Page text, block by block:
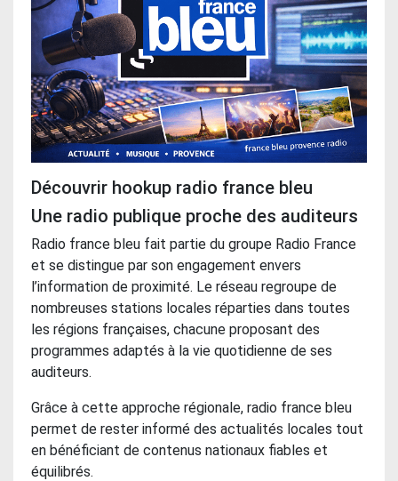
Découvrir hookup radio france bleu
Une radio publique proche des auditeurs
Radio france bleu fait partie du groupe Radio France
et se distingue par son engagement envers
l’information de proximité. Le réseau regroupe de
nombreuses stations locales réparties dans toutes
les régions françaises, chacune proposant des
programmes adaptés à la vie quotidienne de ses
auditeurs.
Grâce à cette approche régionale, radio france bleu
permet de rester informé des actualités locales tout
en bénéficiant de contenus nationaux fiables et
équilibrés.